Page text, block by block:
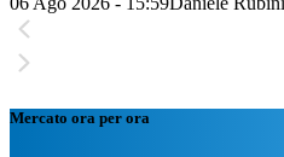
Mercato ora per ora